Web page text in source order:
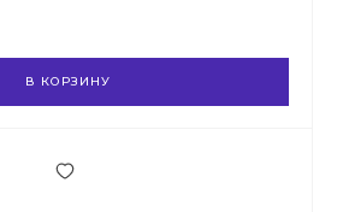
В КОРЗИНУ